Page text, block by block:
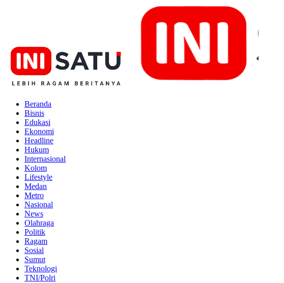
Beranda
Bisnis
Edukasi
Ekonomi
Headline
Hukum
Internasional
Kolom
Lifestyle
Medan
Metro
Nasional
News
Olahraga
Politik
Ragam
Sosial
Sumut
Teknologi
TNI/Polri